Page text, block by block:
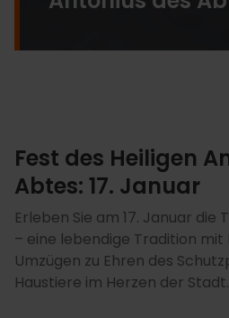
Fest des Heiligen
Abtes: 17. Januar
Erleben Sie am 17. Januar die
– eine lebendige Tradition
Umzügen zu Ehren des
Haustiere im Herzen der Stadt.